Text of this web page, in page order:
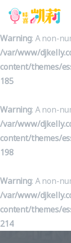
Warning: A non-
/var/www/
content/themes/
185
Warning: A non-
/var/www/
content/themes/
198
Warning: A non-
/var/www/
content/themes/
214